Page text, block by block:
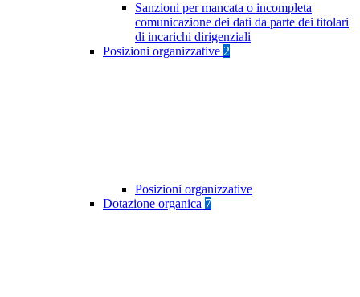
Sanzioni per mancata o incompleta
comunicazione dei dati da parte dei titolari
di incarichi dirigenziali
Posizioni organizzative 2
Posizioni organizzative
Dotazione organica 7